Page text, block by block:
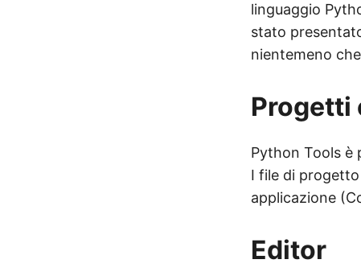
linguaggio
stato
nientemeno
Progetti
Python Tools è
I file di
applicazione
Editor